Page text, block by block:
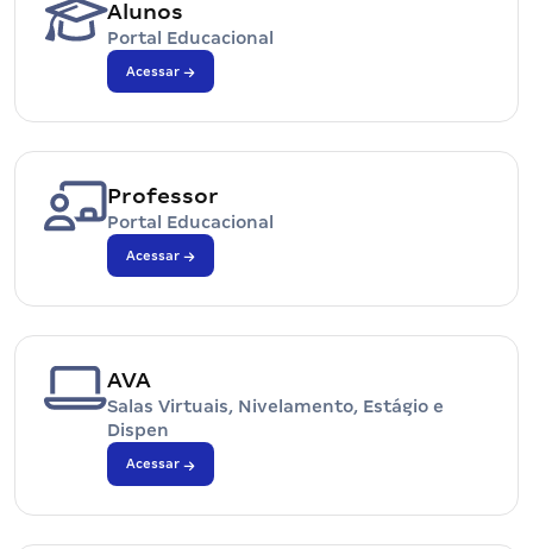
Alunos
Portal Educacional
Acessar
Professor
Portal Educacional
Acessar
AVA
Salas Virtuais, Nivelamento, Estágio e
Dispen
Acessar